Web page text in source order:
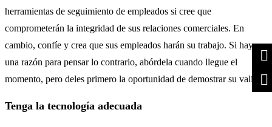
herramientas de seguimiento de empleados si cree que
comprometerán la integridad de sus relaciones comerciales. En
cambio, confíe y crea que sus empleados harán su trabajo. Si hay
una razón para pensar lo contrario, abórdela cuando llegue el
momento, pero deles primero la oportunidad de demostrar su valía.
Tenga la tecnología adecuada